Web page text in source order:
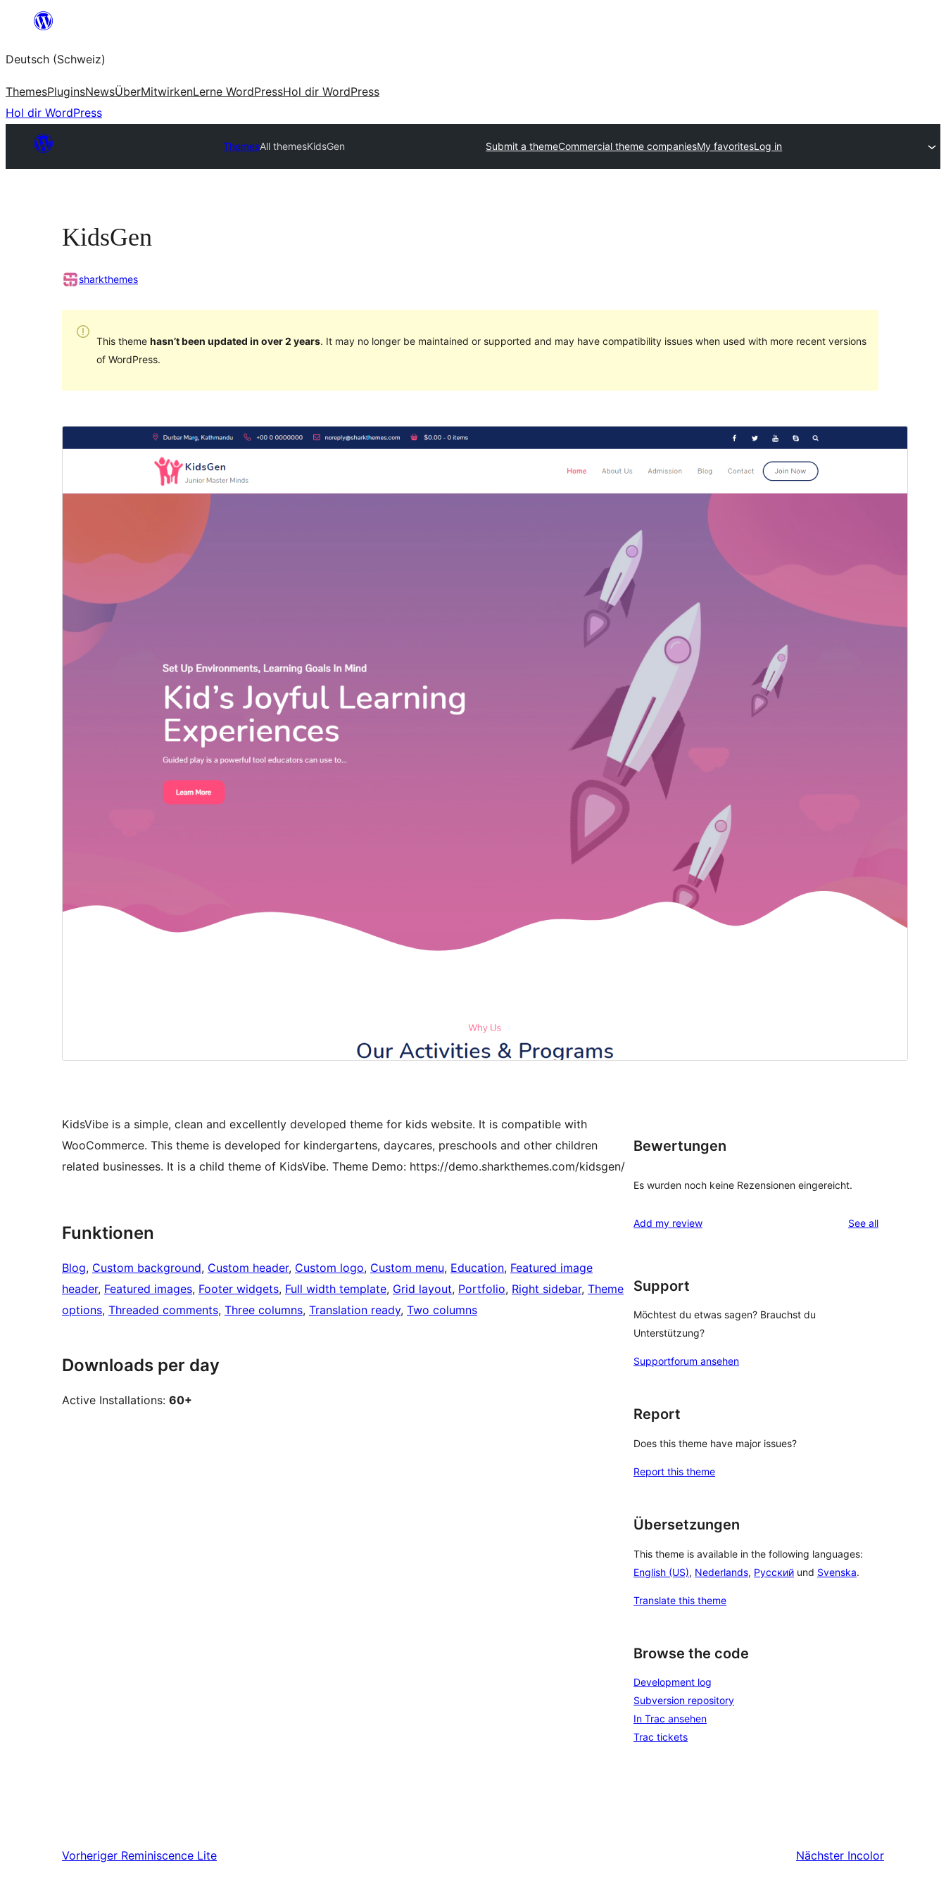
springen
Deutsch (Schweiz)
ThemesPluginsNewsÜberMitwirkenLerne WordPressHol dir WordPress
Hol dir WordPress
ThemesAll themesKidsGen Submit a themeCommercial theme companiesMy favoritesLog in
KidsGen
sharkthemes
This theme hasn’t been updated in over 2 years. It may no longer be maintained or supported and may have compatibility issues when used with more recent versions
of WordPress.
Commercial theme
This theme is free but offers additional paid
commercial upgrades or support.
VorschauDownload
Dies ist ein Child-Theme von
Version
Last updated
Active installations
60+
WordPress version
PHP version
Theme homepage
KidsVibe is a simple, clean and excellently developed theme for kids website. It is compatible with
WooCommerce. This theme is developed for kindergartens, daycares, preschools and other children
related businesses. It is a child theme of KidsVibe. Theme Demo: https://demo.sharkthemes.com/kidsgen/
Funktionen
Blog, Custom background, Custom header, Custom logo, Custom menu, Education, Featured image
header, Featured images, Footer widgets, Full width template, Grid layout, Portfolio, Right sidebar, Theme
options, Threaded comments, Three columns, Translation ready, Two columns
Downloads per day
Active Installations: 60+
Bewertungen
Es wurden noch keine Rezensionen eingereicht.
Add my review See allreviews
Support
Möchtest du etwas sagen? Brauchst du
Unterstützung?
Supportforum ansehen
Report
Does this theme have major issues?
Report this theme
Übersetzungen
This theme is available in the following languages:
English (US), Nederlands, Русский und Svenska.
Translate this theme
Browse the code
Development log
Subversion repository
In Trac ansehen
Trac tickets
Vorheriger Reminiscence Lite Nächster Incolor